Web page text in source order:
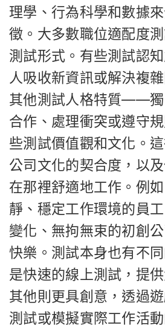
理學、行為科學和數據
徵。大多數職位適配度
測試形式。有些測試認
人吸收新資訊或解決複
其他測試人格特質——獨
合作、處理衝突或遵守
些測試價值觀和文化。
公司文化的契合度，以
在那裡舒適地工作。例
靜、穩定工作環境的員
變化、無拘無束的初創
快樂。測試本身也有不
是快速的線上測試，提
其他則更具創意，透過
測試或模擬實際工作活